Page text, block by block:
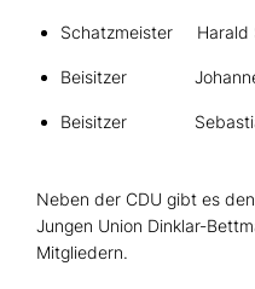
Schatzmeister Harald
Beisitzer
Beisitzer
Neben der CDU gibt es
Jungen Union Dinklar-
Mitgliedern.